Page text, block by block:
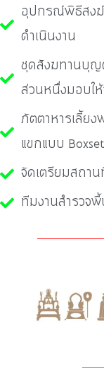
อุปกรณ์พิธีสงฆ์
ดำเนินงาน
ชุดสังฆทานบุญ
ส่วนหนึ่งมอบใ
ภัตตาหารเลี้ยง
แขกแบบ Boxset
จัดเตรียมสถา
ทีมงานสำรวจพื้